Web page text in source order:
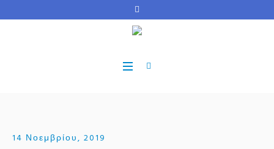
14 Νοεμβρίου, 2019